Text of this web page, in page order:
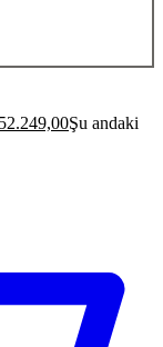
52.249,00Şu andaki